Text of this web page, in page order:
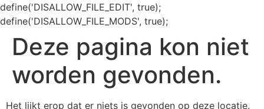
define('DISALLOW_FILE_EDIT', true);
define('DISALLOW_FILE_MODS', true);
Deze pagina kon niet
worden gevonden.
Het lijkt erop dat er niets is gevonden op deze locatie.